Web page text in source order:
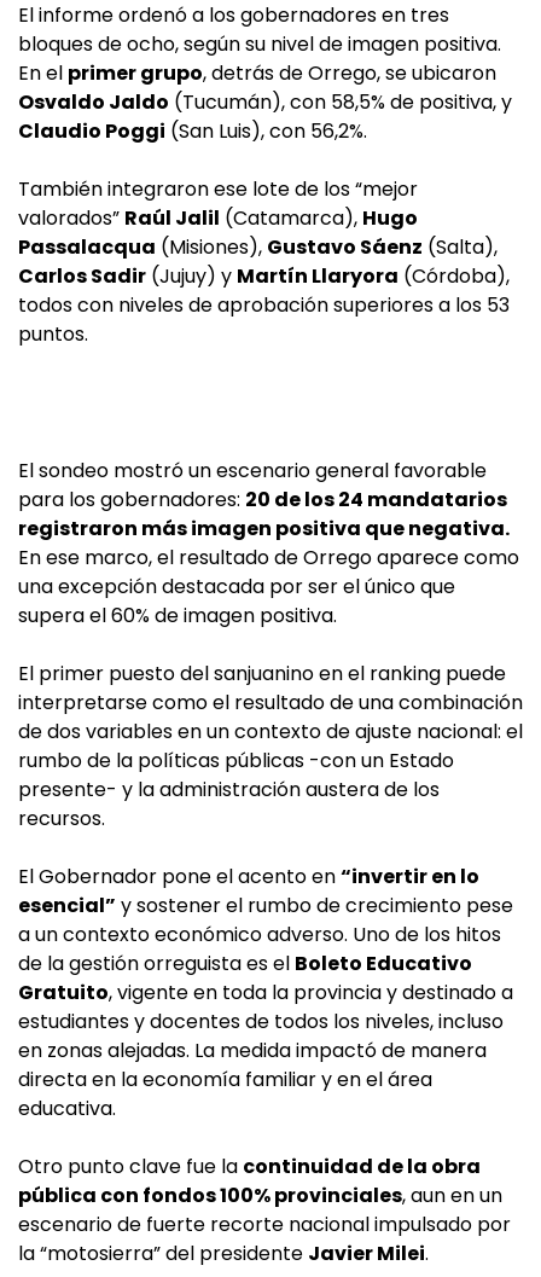
El informe ordenó a los gobernadores en tres
bloques de ocho, según su nivel de imagen positiva.
En el primer grupo, detrás de Orrego, se ubicaron
Osvaldo Jaldo (Tucumán), con 58,5% de positiva, y
Claudio Poggi (San Luis), con 56,2%.
También integraron ese lote de los “mejor
valorados” Raúl Jalil (Catamarca), Hugo
Passalacqua (Misiones), Gustavo Sáenz (Salta),
Carlos Sadir (Jujuy) y Martín Llaryora (Córdoba),
todos con niveles de aprobación superiores a los 53
puntos.
El sondeo mostró un escenario general favorable
para los gobernadores: 20 de los 24 mandatarios
registraron más imagen positiva que negativa.
En ese marco, el resultado de Orrego aparece como
una excepción destacada por ser el único que
supera el 60% de imagen positiva.
El primer puesto del sanjuanino en el ranking puede
interpretarse como el resultado de una combinación
de dos variables en un contexto de ajuste nacional: el
rumbo de la políticas públicas -con un Estado
presente- y la administración austera de los
recursos.
El Gobernador pone el acento en“invertir en lo
esencial” y sostener el rumbo de crecimiento pese
a un contexto económico adverso. Uno de los hitos
de la gestión orreguista es el Boleto Educativo
Gratuito, vigente en toda la provincia y destinado a
estudiantes y docentes de todos los niveles, incluso
en zonas alejadas. La medida impactó de manera
directa en la economía familiar y en el área
educativa.
Otro punto clave fue la continuidad de la obra
pública con fondos 100% provinciales, aun en un
escenario de fuerte recorte nacional impulsado por
la “motosierra” del presidente Javier Milei.